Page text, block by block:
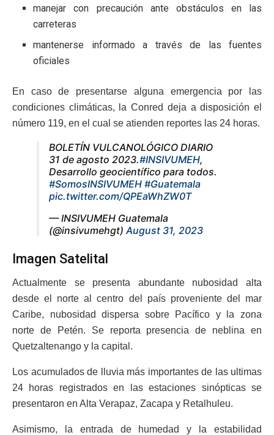
manejar con precaución ante obstáculos en las
carreteras
mantenerse informado a través de las fuentes
oficiales
En caso de presentarse alguna emergencia por las
condiciones climáticas, la Conred deja a disposición el
número 119, en el cual se atienden reportes las 24 horas.
BOLETÍN VULCANOLÓGICO DIARIO
31 de agosto 2023.#INSIVUMEH,
Desarrollo geocientífico para todos.
#SomosINSIVUMEH #Guatemala
pic.twitter.com/QPEaWhZW0T
— INSIVUMEH Guatemala
(@insivumehgt)August 31, 2023
Imagen Satelital
Actualmente se presenta abundante nubosidad alta
desde el norte al centro del país proveniente del mar
Caribe, nubosidad dispersa sobre Pacífico y la zona
norte de Petén. Se reporta presencia de neblina en
Quetzaltenango y la capital.
Los acumulados de lluvia más importantes de las ultimas
24 horas registrados en las estaciones sinópticas se
presentaron en Alta Verapaz, Zacapa y Retalhuleu.
Asimismo, la entrada de humedad y la estabilidad